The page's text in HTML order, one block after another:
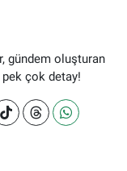
gündem oluşturan
pek çok detay!